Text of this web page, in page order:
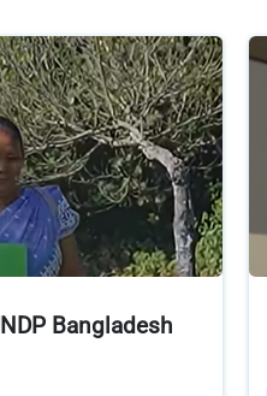
Bangladesh